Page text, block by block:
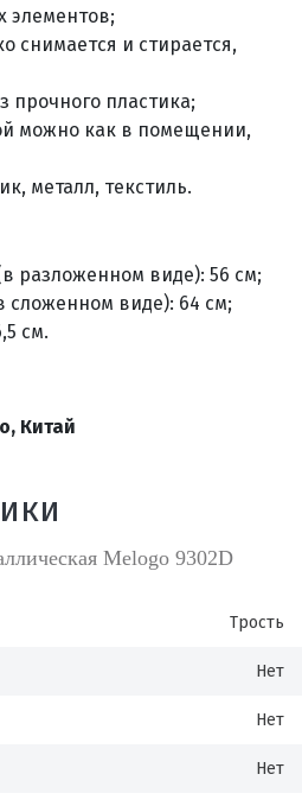
элементов;
снимается и стирается,
прочного пластика;
можно как в помещении,
металл, текстиль.
разложенном виде): 56 см;
сложенном виде): 64 см;
см.
Китай
Melogo 9302D
Трость
Нет
Нет
Нет